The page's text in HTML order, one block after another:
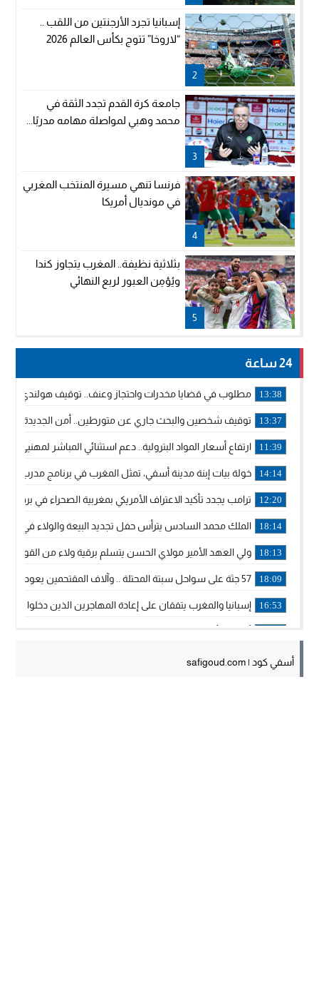
2
إسبانيا تجرد الأرجنتين من اللقب ..
“لاروخا” تتوج بكأس العالم 2026
3
جامعة كرة القدم تجدد الثقة في
محمد وهبي لمواصلة مهامه مدربًا...
4
فرنسا تنهي مسيرة المنتخب المغربي
في مونديال أمريكا
5
بثلاثية نظيفة.. المغرب يتجاوز كندا
ويُؤمِن العبور لربع النهائي
24 ساعة
13:38 مطلوب في قضايا مخدرات واحتجاز وعنف.. توقيف هولندي
13:37 توقيف شخصين والبحث جاري عن متورطين.. أمن الجديدة يفك
11:39 ارتفاع أسعار المواد البترولية.. دعم استثنائي المباشر لمهنيي
14:14 خولة بيات إبنة مدينة أسفي، تمثل المغرب في برنامج مدرب
12:20 ترامب يجدد تأكيد الاعتراف الأمريكي بمغربية الصحراء في برقية
18:14 الملك محمد السادس يترأس حفل تجديد البيعة والولاء في
18:13 ولي العهد الأمير مولاي الحسن يتسلم برقية ولاء من القوات
18:09 57 جثة على سواحل سبتة المحتلة .. وآلاف المقتحمين يعودون إلى المغرب
16:53 إسبانيا والمغرب يتفقان على إعادة المهاجرين الذين دخلوا سبتة
21:48 جلالة الملك: نعيش مرحلة يجب أن تسود فيها الثقة..أسفي كود | safigoud.com